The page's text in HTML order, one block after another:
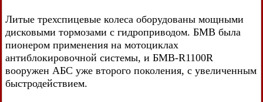
Литые трехспицевые колеса оборудованы мощными
дисковыми тормозами с гидроприводом. БМВ была
пионером применения на мотоциклах
антиблокировочной системы, и БМВ-R1100R
вооружен АБС уже второго поколения, с увеличенным
быстродействием.